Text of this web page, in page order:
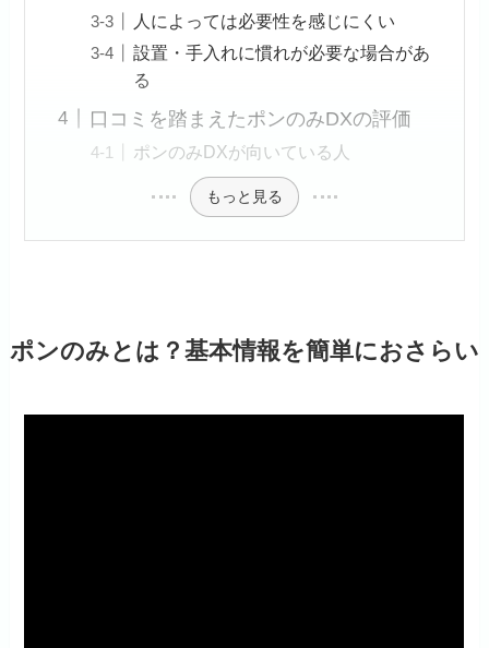
人によっては必要性を感じにくい
設置・手入れに慣れが必要な場合があ
る
口コミを踏まえたポンのみDXの評価
ポンのみDXが向いている人
もっと見る
ポンのみとは？基本情報を簡単におさらい